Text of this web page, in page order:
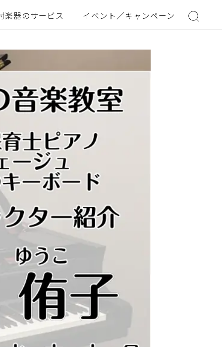
楽器のサービス イベント／キャンペーン